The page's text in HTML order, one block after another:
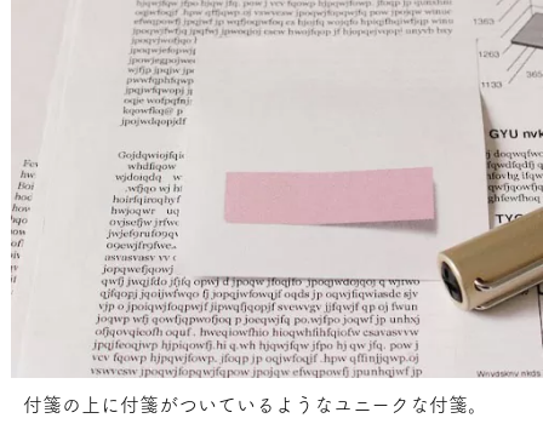
付箋の上に付箋がついているようなユニークな付箋。